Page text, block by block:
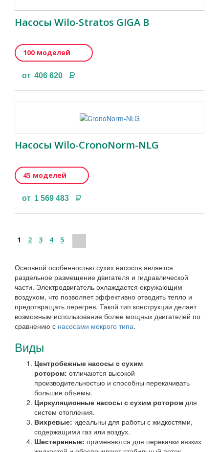
Насосы Wilo-Stratos GIGA B
100 моделей
от 406 620 Р
Насосы Wilo-CronoNorm-NLG
45 моделей
от 1 569 483 Р
1 2 3 4 5
Основной особенностью сухих насосов является
раздельное размещение двигателя и гидравлической
части. Электродвигатель охлаждается окружающим
воздухом, что позволяет эффективно отводить тепло и
предотвращать перегрев. Такой тип конструкции делает
возможным использование более мощных двигателей по
сравнению с насосами мокрого типа.
Виды
Центробежные насосы с сухим
ротором: отличаются высокой
производительностью и способны перекачивать
большие объемы.
Циркуляционные насосы с сухим ротором для
систем отопления.
Вихревые: идеальны для работы с жидкостями,
содержащими газ или воздух.
Шестеренные: применяются для перекачки вязких